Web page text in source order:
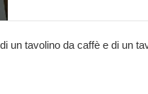
un tavolino da caffè e di un